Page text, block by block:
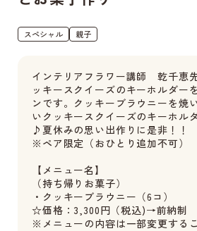
スペシャル 親子
インテリアフラワー講師 乾千恵
ッキースクイーズのキーホルダー
ンです。クッキーブラウニーを焼
いクッキースクイーズのキーホル
♪夏休みの思い出作りに是非！！
※ペア限定（おひとり追加不可）
【メニュー名】
（持ち帰りお菓子）
・クッキーブラウニー（6コ）
☆価格：3,300円（税込)→前納制
※メニューの内容は一部変更する